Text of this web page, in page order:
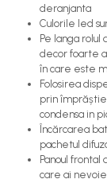
deranjanta
Culorile led
Pe langa
decor foarte
în care este
Folosirea
prin
condensa in
Încărcarea
pachetul
Panoul
care ai